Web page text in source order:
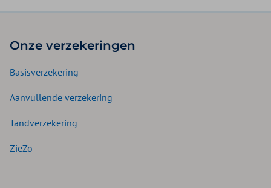
Onze verzekeringen
Basisverzekering
Aanvullende verzekering
Tandverzekering
ZieZo